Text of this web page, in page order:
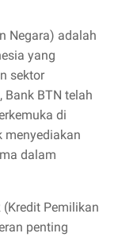
Negara) adalah
yang
sektor
BTN telah
di
menyediakan
dalam
Pemilikan
penting